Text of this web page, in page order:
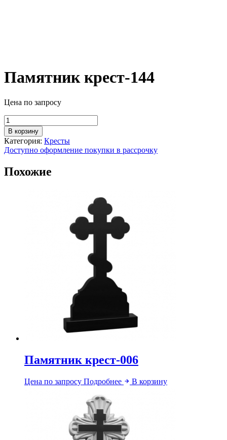
Памятник крест-144
Цена по запросу
Количество
товара
Памятник
крест-144
В корзину
Категория: Кресты
Доступно оформление покупки в рассрочку
Похожие
Памятник крест-006
Цена по запросу Подробнее В корзину